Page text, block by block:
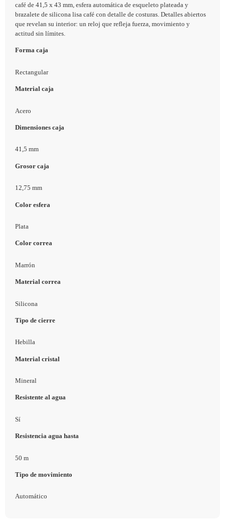
café de 41,5 x 43 mm, esfera automática de esqueleto plateada y
brazalete de silicona lisa café con detalle de costuras. Detalles abiertos
que revelan su interior: un reloj que refleja fuerza, movimiento y
actitud sin límites.
Forma caja
Rectangular
Material caja
Acero
Dimensiones caja
41,5 mm
Grosor caja
12,75 mm
Color esfera
Plata
Color correa
Marrón
Material correa
Silicona
Tipo de cierre
Hebilla
Material cristal
Mineral
Resistente al agua
Sí
Resistencia agua hasta
50 m
Tipo de movimiento
Automático